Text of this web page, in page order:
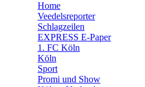
🛒 Shoppingwelt
Home
Veedelsreporter
Schlagzeilen
EXPRESS E-Paper
1. FC Köln
Köln
Sport
Promi und Show